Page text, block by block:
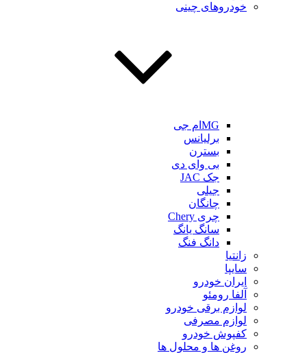
خودروهای چینی
MGام جی
برلیانس
بسترن
بی وای دی
جک JAC
جیلی
چانگان
چری Chery
سانگ یانگ
دانگ فنگ
زانتیا
سایپا
ایران خودرو
آلفا رومئو
لوازم برقی خودرو
لوازم مصرفی
کفپوش خودرو
روغن ها و محلول ها